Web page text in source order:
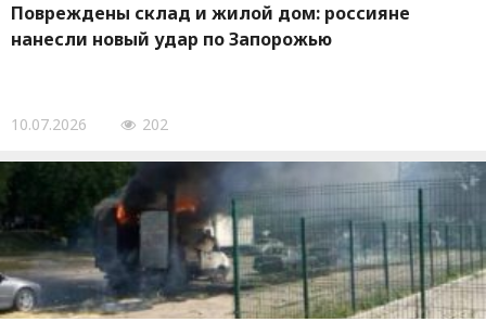
Повреждены склад и жилой дом: россияне
нанесли новый удар по Запорожью
10.07.2026 202